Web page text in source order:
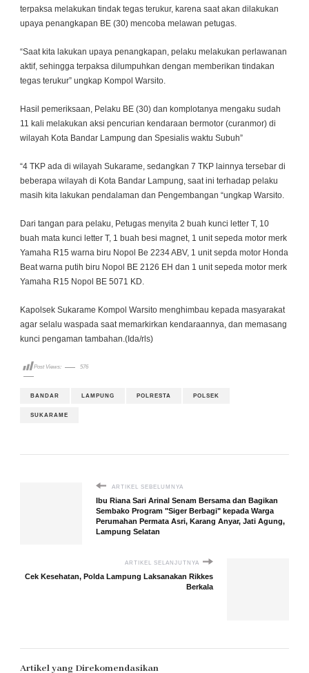
terpaksa melakukan tindak tegas terukur, karena saat akan dilakukan
upaya penangkapan BE (30) mencoba melawan petugas.
“Saat kita lakukan upaya penangkapan, pelaku melakukan perlawanan
aktif, sehingga terpaksa dilumpuhkan dengan memberikan tindakan
tegas terukur” ungkap Kompol Warsito.
Hasil pemeriksaan, Pelaku BE (30) dan komplotanya mengaku sudah
11 kali melakukan aksi pencurian kendaraan bermotor (curanmor) di
wilayah Kota Bandar Lampung dan Spesialis waktu Subuh”
“4 TKP ada di wilayah Sukarame, sedangkan 7 TKP lainnya tersebar di
beberapa wilayah di Kota Bandar Lampung, saat ini terhadap pelaku
masih kita lakukan pendalaman dan Pengembangan “ungkap Warsito.
Dari tangan para pelaku, Petugas menyita 2 buah kunci letter T, 10
buah mata kunci letter T, 1 buah besi magnet, 1 unit sepeda motor merk
Yamaha R15 warna biru Nopol Be 2234 ABV, 1 unit sepda motor Honda
Beat warna putih biru Nopol BE 2126 EH dan 1 unit sepeda motor merk
Yamaha R15 Nopol BE 5071 KD.
Kapolsek Sukarame Kompol Warsito menghimbau kepada masyarakat
agar selalu waspada saat memarkirkan kendaraannya, dan memasang
kunci pengaman tambahan.(Ida/rls)
Post Views: 576
BANDAR LAMPUNG POLRESTA POLSEK
SUKARAME
ARTIKEL SEBELUMNYA
Ibu Riana Sari Arinal Senam Bersama dan Bagikan
Sembako Program "Siger Berbagi" kepada Warga
Perumahan Permata Asri, Karang Anyar, Jati Agung,
Lampung Selatan
ARTIKEL SELANJUTNYA
Cek Kesehatan, Polda Lampung Laksanakan Rikkes
Berkala
Artikel yang Direkomendasikan